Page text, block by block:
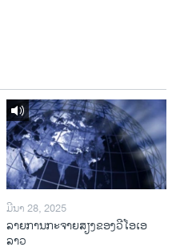
ມີນາ 28, 2025
ລາຍການກະຈາຍສຽງຂອງວີໂອເອ
ລາວ